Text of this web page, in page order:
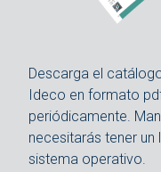
Descarga el
Ideco en formato
periódicamente.
necesitarás tener
sistema operativo.